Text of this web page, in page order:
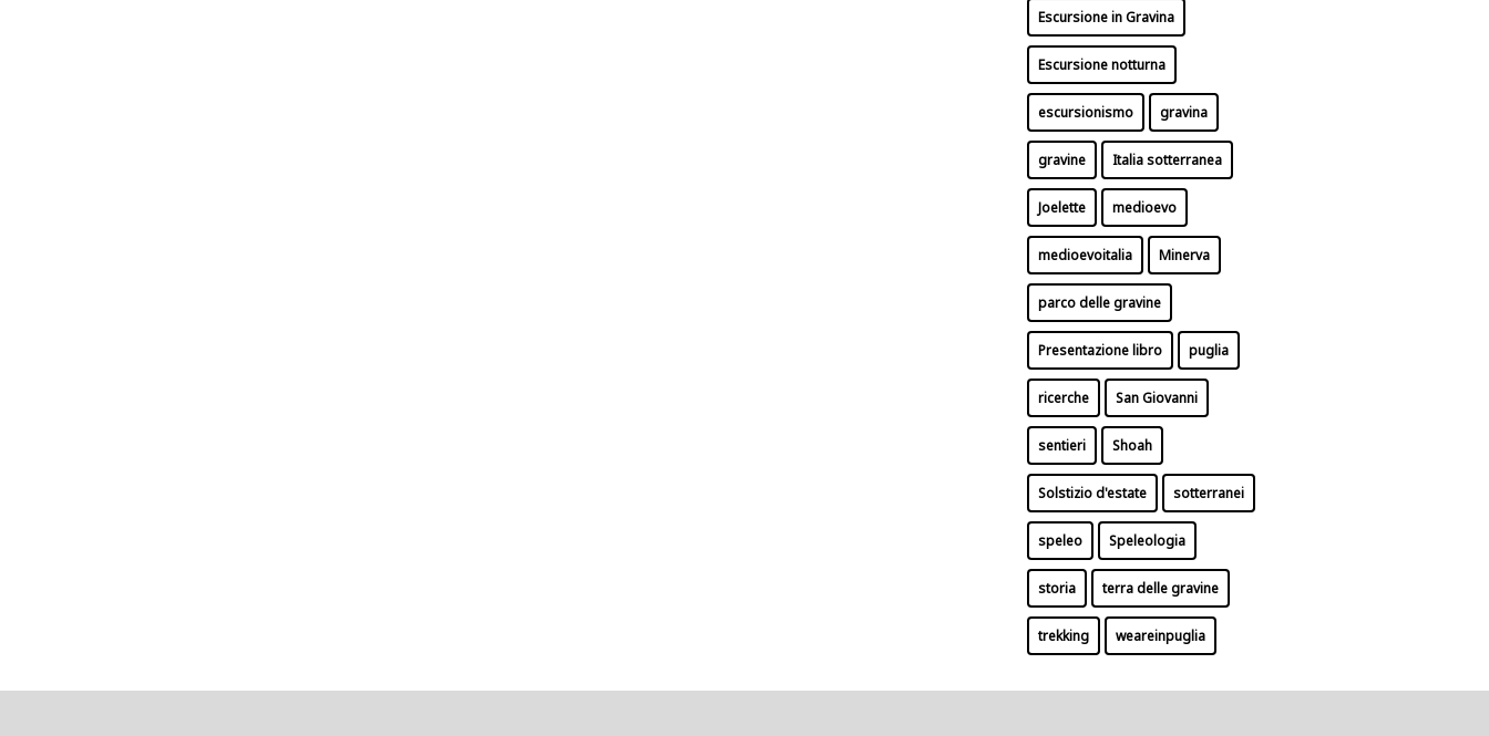
Escursione in Gravina
Escursione notturna
escursionismo gravina
gravine Italia sotterranea
Joelette medioevo
medioevoitalia Minerva
parco delle gravine
Presentazione libro puglia
ricerche San Giovanni
sentieri Shoah
Solstizio d'estate sotterranei
speleo Speleologia
storia terra delle gravine
trekking weareinpuglia